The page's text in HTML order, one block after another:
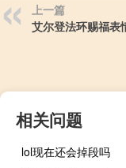
上一篇
艾尔登法环赐福表
相关问题
lol现在还会掉段吗